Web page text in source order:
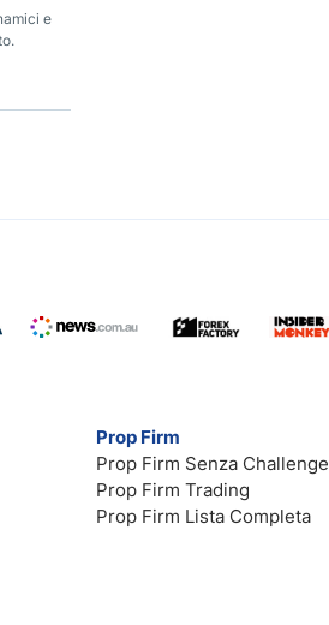
e
Prop Firm
Prop Firm Senza Challenge
Prop Firm Trading
Prop Firm Lista Completa